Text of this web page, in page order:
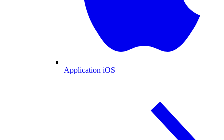
Application iOS